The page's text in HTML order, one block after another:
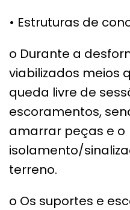
• Estruturas de
o Durante a
viabilizados meios
queda livre de
escoramentos,
amarrar peças e o
isolamento/
terreno.
o Os suportes e